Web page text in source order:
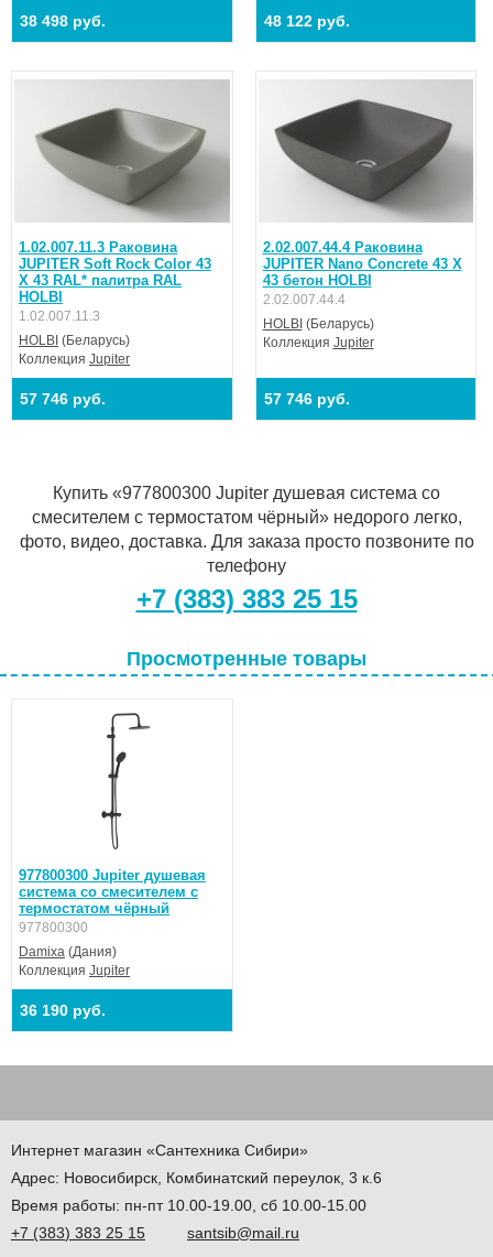
38 498 руб. 48 122 руб.
1.02.007.11.3 Раковина
JUPITER Soft Rock Color 43
Х 43 RAL* палитра RAL
HOLBI
1.02.007.11.3
HOLBI (Беларусь)
Коллекция Jupiter
57 746 руб.
2.02.007.44.4 Раковина
JUPITER Nano Concrete 43 Х
43 бетон HOLBI
2.02.007.44.4
HOLBI (Беларусь)
Коллекция Jupiter
57 746 руб.
Купить «977800300 Jupiter душевая система со
смесителем с термостатом чёрный» недорого легко,
фото, видео, доставка. Для заказа просто позвоните по
телефону
+7 (383) 383 25 15
Просмотренные товары
977800300 Jupiter душевая
система со смесителем с
термостатом чёрный
977800300
Damixa (Дания)
Коллекция Jupiter
36 190 руб.
Интернет магазин «Сантехника Сибири»
Адрес: Новосибирск Комбинатский переулок, 3 к.6
Время работы: пн-пт 10.00-19.00, сб 10.00-15.00
+7 (383) 383 25 15 santsib@mail.ru